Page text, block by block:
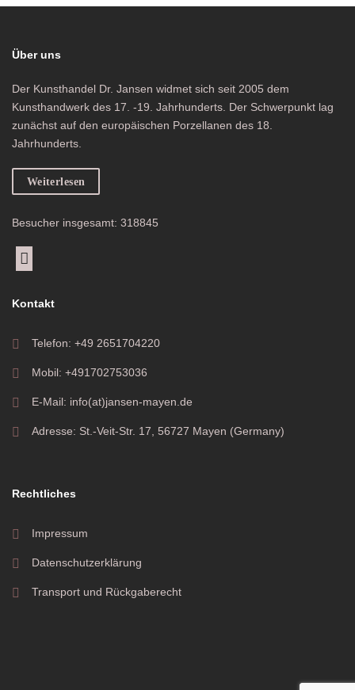
Über uns
Der Kunsthandel Dr. Jansen widmet sich seit 2005 dem
Kunsthandwerk des 17. -19. Jahrhunderts. Der Schwerpunkt lag
zunächst auf den europäischen Porzellanen des 18.
Jahrhunderts.
Weiterlesen
Besucher insgesamt: 318845
Kontakt
Telefon: +49 2651704220
Mobil: +491702753036
E-Mail: info(at)jansen-mayen.de
Adresse: St.-Veit-Str. 17, 56727 Mayen (Germany)
Rechtliches
Impressum
Datenschutzerklärung
Transport und Rückgaberecht